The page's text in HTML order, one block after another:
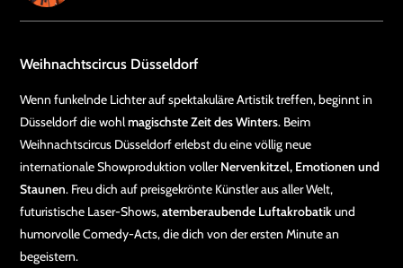
Weihnachtscircus Düsseldorf
Wenn funkelnde Lichter auf spektakuläre Artistik treffen, beginnt in
Düsseldorf die wohlmagischste Zeit des Winters. Beim
Weihnachtscircus Düsseldorf erlebst du eine völlig neue
internationale Showproduktion vollerNervenkitzel, Emotionen und
Staunen. Freu dich auf preisgekrönte Künstler aus aller Welt,
futuristische Laser-Shows,atemberaubende Luftakrobatikund
humorvolle Comedy-Acts, die dich von der ersten Minute an
begeistern.